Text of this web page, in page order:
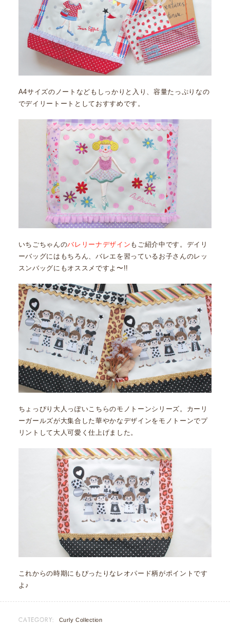
A4サイズのノートなどもしっかりと入り、容量たっぷりなの
でデイリートートとしておすすめです。
いちごちゃんのバレリーナデザイン もご紹介中です。デイリ
ーバッグにはもちろん、バレエを習っているお子さんのレッ
スンバッグにもオススメですよ〜!!
ちょっぴり大人っぽいこちらのモノトーンシリーズ。カーリ
ーガールズが大集合した華やかなデザインをモノトーンでプ
リントして大人可愛く仕上げました。
これからの時期にもぴったりなレオパード柄がポイントです
よ♪
CATEGORY: Curly Collection